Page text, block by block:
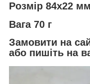
Розмір 84х22 мм
Вага 70 г
Замовити на
або пишіть на